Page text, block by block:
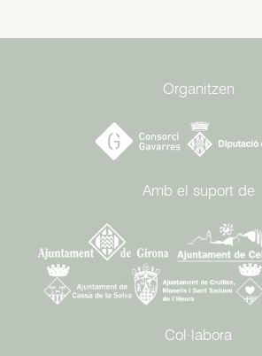
Organitzen
Amb el suport de
Col·labora